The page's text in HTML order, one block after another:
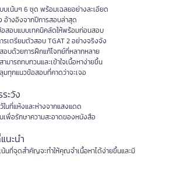
บเน้นๆ 6 ชุด พร้อมเฉลยอย่างละเอียด
อ้างอิงจากปีการสอบล่าสุด
อสอบแบบเทคนิคลัดให้พร้อมก่อนสอบ
รเตรียมตัวสอบ TGAT 2 อย่างจริงจัง
อบด้วยการฝึกแก้โจทย์ที่หลากหลาย
มารถทบทวนและเข้าใจเนื้อหาง่ายขึ้น
ทุกแนวข้อสอบที่คาดว่าจะเจอ
ะวัง
ในที่แห้งและห่างจากแสงแดด
เพื่อรักษาความสะอาดของหนังสือ
นะนำ
น้นที่จุดสำคัญจะทำให้คุณจำเนื้อหาได้ง่ายขึ้นและมี